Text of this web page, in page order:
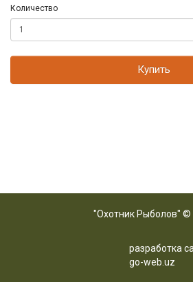
Количество
Купить
"Охотник Рыболов" ©
разработка
go-web.uz